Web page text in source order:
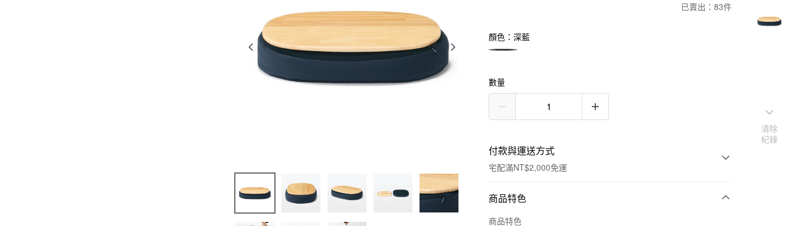
已賣出：83件
顏色：深藍
數量
付款與運送方式
宅配滿NT$2,000免運
付款方式
信用卡一次付款
商品特色
商品特色
清除
紀錄